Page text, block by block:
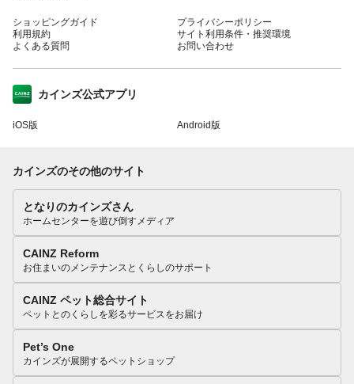
ショッピングガイド
利用規約
よくある質問
プライバシーポリシー
サイト利用条件・推奨環境
お問い合わせ
カインズ公式アプリ
iOS版 Android版
カインズのその他のサイト
となりのカインズさん
ホームセンターを遊び倒すメディア
CAINZ Reform
お住まいのメンテナンスとくらしのサポート
CAINZ ペット総合サイト
ペットとのくらしを彩るサービスをお届け
Pet’s One
カインズが展開するペットショップ